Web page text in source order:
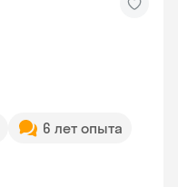
6 лет опыта